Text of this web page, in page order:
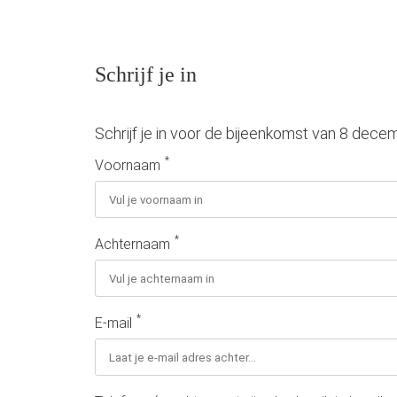
Schrijf je in
Schrijf je in voor de bijeenkomst van 8
Voornaam *
Achternaam *
E-mail *